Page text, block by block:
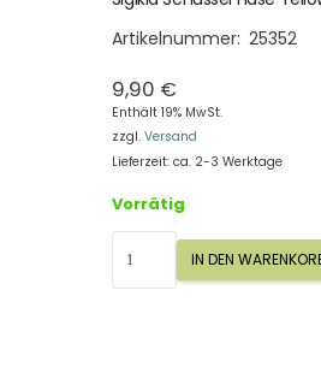
Artikelnummer: 25352
9,90 €
Enthält 19% MwSt.
zzgl. Versand
Lieferzeit: ca. 2-3 Werktage
Vorrätig
Schüssel
Hase
IN DEN